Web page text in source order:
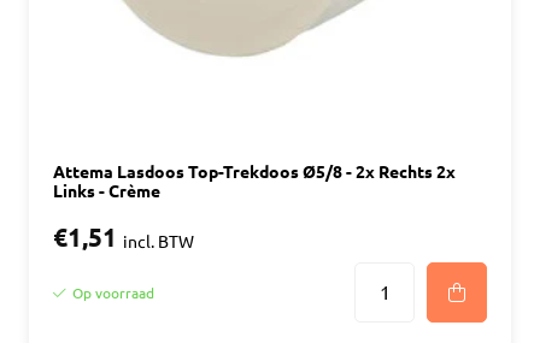
Attema Lasdoos Top-Trekdoos Ø5/8 - 2x Rechts 2x
Links - Crème
€1,51 incl. BTW
Op voorraad